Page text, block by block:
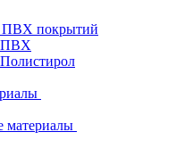
ПВХ покрытий
ПВХ
материалы